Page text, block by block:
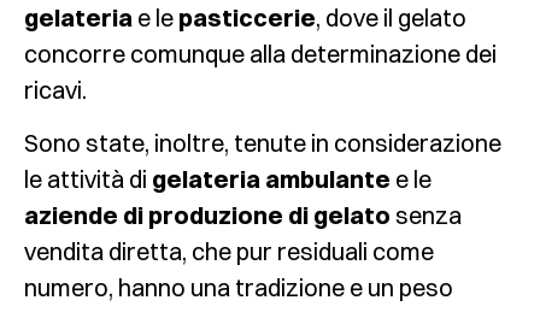
gelateria e le pasticcerie, dove il gelato
concorre comunque alla determinazione dei
ricavi.
Sono state, inoltre, tenute in considerazione
le attività di gelateria ambulante e le
aziende di produzione di gelato senza
vendita diretta, che pur residuali come
numero, hanno una tradizione e un peso